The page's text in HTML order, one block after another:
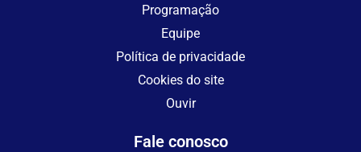
Programação
Equipe
Política de privacidade
Cookies do site
Ouvir
Fale conosco